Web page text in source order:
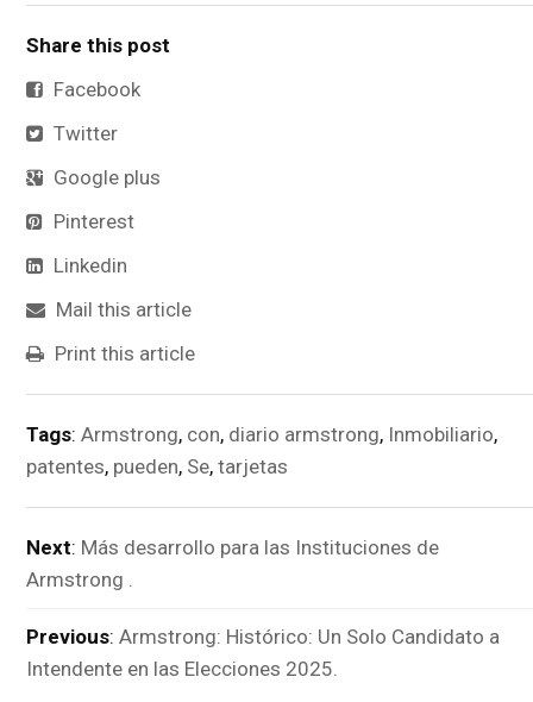
Share this post
Facebook
Twitter
Google plus
Pinterest
Linkedin
Mail this article
Print this article
Tags: Armstrong, con, diario armstrong, Inmobiliario,
patentes, pueden, Se, tarjetas
Next: Más desarrollo para las Instituciones de
Armstrong .
Previous: Armstrong: Histórico: Un Solo Candidato a
Intendente en las Elecciones 2025.